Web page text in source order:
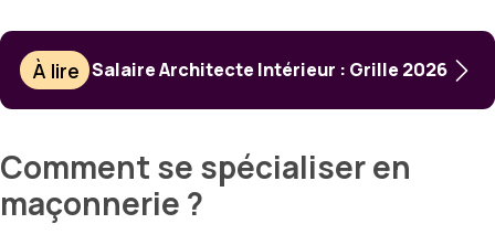
À lire Salaire Architecte Intérieur : Grille 2026
Comment se spécialiser en
maçonnerie ?